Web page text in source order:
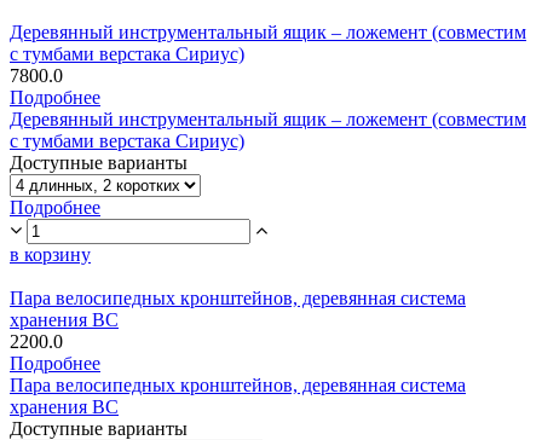
Деревянный инструментальный ящик – ложемент (совместим
с тумбами верстака Сириус)
7800.0
Подробнее
Деревянный инструментальный ящик – ложемент (совместим
с тумбами верстака Сириус)
Доступные варианты
Подробнее
в корзину
Пара велосипедных кронштейнов, деревянная система
хранения ВС
2200.0
Подробнее
Пара велосипедных кронштейнов, деревянная система
хранения ВС
Доступные варианты